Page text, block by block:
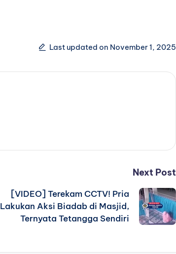
Last updated on November 1, 2025
Next Post
[VIDEO] Terekam CCTV! Pria
Lakukan Aksi Biadab di Masjid,
Ternyata Tetangga Sendiri